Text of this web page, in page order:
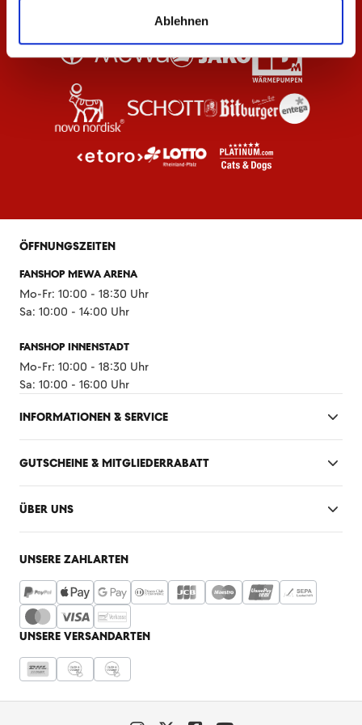
Ablehnen
ÖFFNUNGSZEITEN
FANSHOP MEWA ARENA
Mo-Fr: 10:00 - 18:30 Uhr
Sa: 10:00 - 14:00 Uhr
FANSHOP INNENSTADT
Mo-Fr: 10:00 - 18:30 Uhr
Sa: 10:00 - 16:00 Uhr
INFORMATIONEN & SERVICE
GUTSCHEINE & MITGLIEDERRABATT
ÜBER UNS
UNSERE ZAHLARTEN
UNSERE VERSANDARTEN